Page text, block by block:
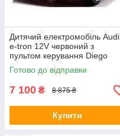
Дитячий електромобіль Audi
e-tron 12V червоний з
пультом керування Diego
Готово до відправки
7 100 ₴ 8 875 ₴
Купити